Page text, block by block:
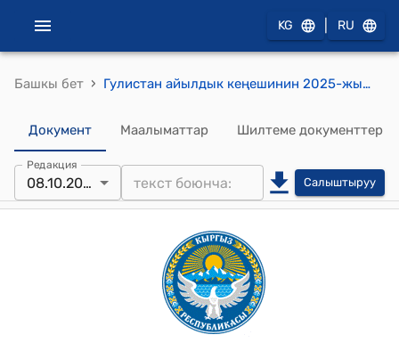
KG RU
Башкы бет › Гулистан айылдык кеңешинин 2025-жылдын 8-октябрындагы №9-1 Жергиликтүү курултайларга делегаттарды шайлоо боюнча чогулуштарды жана жыйындарды өткөрүү боюнча токтому
Документ Маалыматтар Шилтеме документтер
Редакция
08.10.2025 Салыштыруу